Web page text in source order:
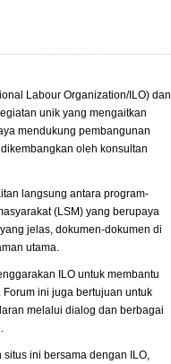
Labour Organization/ILO) dan
unik yang mengaitkan
mendukung pembangunan
oleh konsultan
langsung antara program-
(LSM) yang berupaya
jelas, dokumen-dokumen di
utama.
ILO untuk membantu
ini juga bertujuan untuk
melalui dialog dan berbagai
ini bersama dengan ILO,